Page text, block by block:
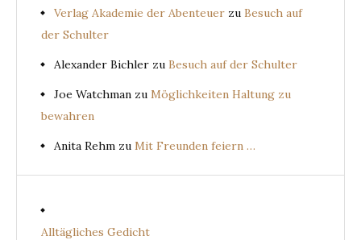
Verlag Akademie der Abenteuer zu Besuch auf
der Schulter
Alexander Bichler zu Besuch auf der Schulter
Joe Watchman zu Möglichkeiten Haltung zu
bewahren
Anita Rehm zu Mit Freunden feiern …
Alltägliches Gedicht